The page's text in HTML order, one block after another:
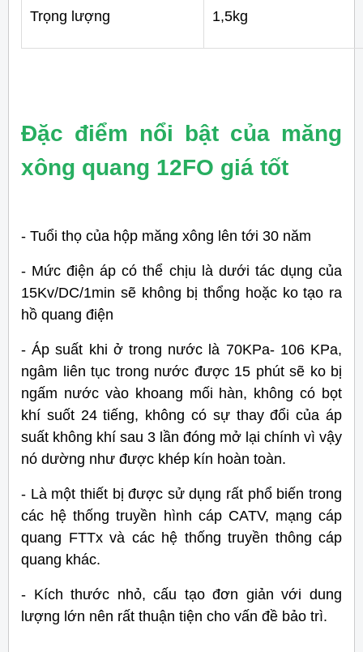
Trọng lượng 1,5kg
Đặc điểm nổi bật của măng
xông quang 12FO giá tốt
- Tuổi thọ của hộp măng xông lên tới 30 năm
- Mức điện áp có thể chịu là dưới tác dụng của
15Kv/DC/1min sẽ không bị thổng hoặc ko tạo ra
hồ quang điện
- Áp suất khi ở trong nước là 70KPa- 106 KPa,
ngâm liên tục trong nước được 15 phút sẽ ko bị
ngấm nước vào khoang mối hàn, không có bọt
khí suốt 24 tiếng, không có sự thay đổi của áp
suất không khí sau 3 lần đóng mở lại chính vì vậy
nó dường như được khép kín hoàn toàn.
- Là một thiết bị được sử dụng rất phổ biến trong
các hệ thống truyền hình cáp CATV, mạng cáp
quang FTTx và các hệ thống truyền thông cáp
quang khác.
- Kích thước nhỏ, cấu tạo đơn giản với dung
lượng lớn nên rất thuận tiện cho vấn đề bảo trì.